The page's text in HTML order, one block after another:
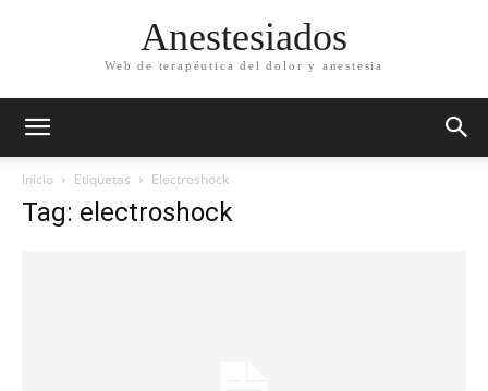
Anestesiados
Web de terapéutica del dolor y anestesia
Inicio Etiquetas Electroshock
Tag: electroshock